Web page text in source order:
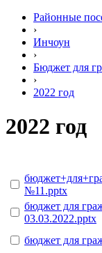
Районные
›
Инчоун
›
Бюджет для
›
2022 год
2022 год
№11.pptx
бюджет для
03.03.2022.pptx
бюджет для